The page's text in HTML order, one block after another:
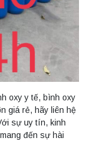
oxy y tế, bình oxy
giá rẻ, hãy liên hệ
sự uy tín, kinh
đến sự hài